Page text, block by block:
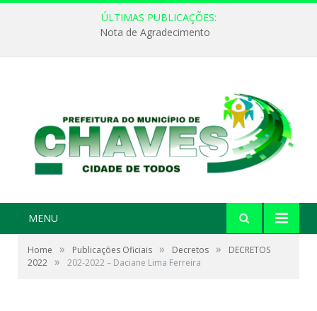
ÚLTIMAS PUBLICAÇÕES:
Nota de Agradecimento
MENU
Home » Publicações Oficiais » Decretos »
DECRETOS
2022 » 202-2022 – Daciane Lima Ferreira